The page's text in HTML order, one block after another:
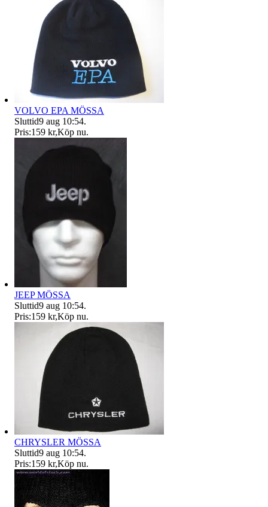
VOLVO EPA MÖSSA
Sluttid9 aug 10:54.
Pris:159 kr,Köp nu.
JEEP MÖSSA
Sluttid9 aug 10:54.
Pris:159 kr,Köp nu.
CHRYSLER MÖSSA
Sluttid9 aug 10:54.
Pris:159 kr,Köp nu.